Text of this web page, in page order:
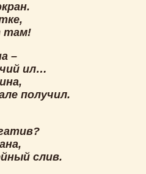
там!
–
ил…
получил.
слив.